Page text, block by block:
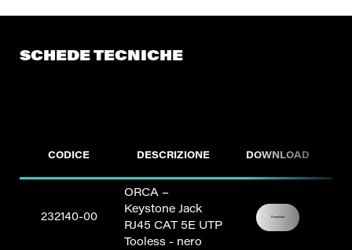
SCHEDE TECNICHE
CODICE DESCRIZIONE DOWNLOAD
232140-00
ORCA –
Keystone Jack
RJ45 CAT 5E UTP
Tooless - nero
Download